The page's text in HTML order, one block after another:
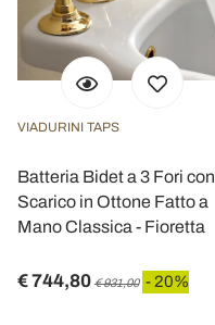
VIADURINI TAPS
Batteria Bidet a 3 Fori con
Scarico in Ottone Fatto a
Mano Classica - Fioretta
€ 744,80 € 931,00 - 20%